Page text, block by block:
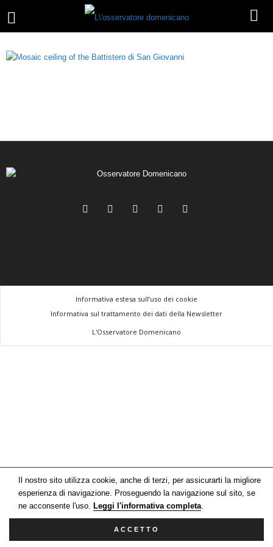
Il nostro sito utilizza cookie, anche di terzi, per assicurarti la migliore
esperienza di navigazione. Proseguendo la navigazione sul sito, se
ne acconsente l'uso. Leggi l'informativa completa.
ACCETTO
Informativa estesa sull’uso dei cookie
Informativa sul trattamento dei dati della Newsletter
L'Osservatore Domenicano